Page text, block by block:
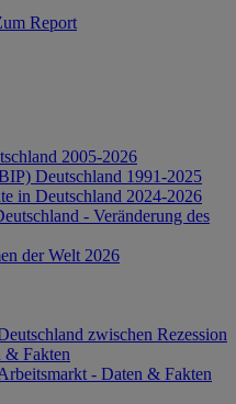
Report
2005-2026
Deutschland 1991-2025
in Deutschland 2024-2026
- Veränderung des
der Welt 2026
zwischen Rezession
& Fakten
- Daten & Fakten